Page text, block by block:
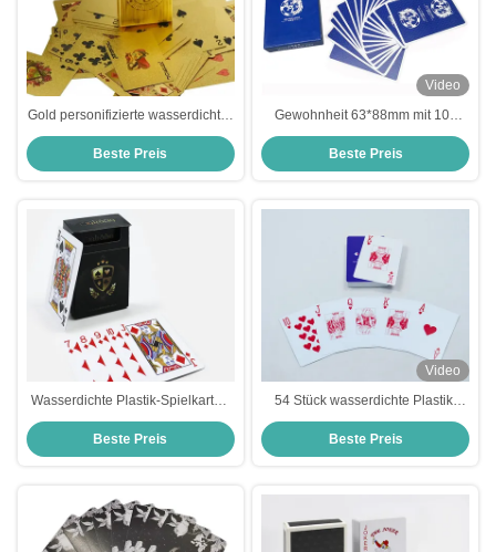
Gold personifizierte wasserdichter
Plastikspielkarten 63*88mm
Beste Preis
Video
Gewohnheit 63*88mm mit 100
spielkarten Prozent-PVCs
wasserdichte Plastik
Beste Preis
Wasserdichte Plastik-Spielkarten
mit individuellem Logo
Dauerhaftes arabisches PVC
63*88mm Wasserdicht
Beste Preis
Video
54 Stück wasserdichte Plastik-
Spielkarten mit normaler Tuckbox
Beste Preis